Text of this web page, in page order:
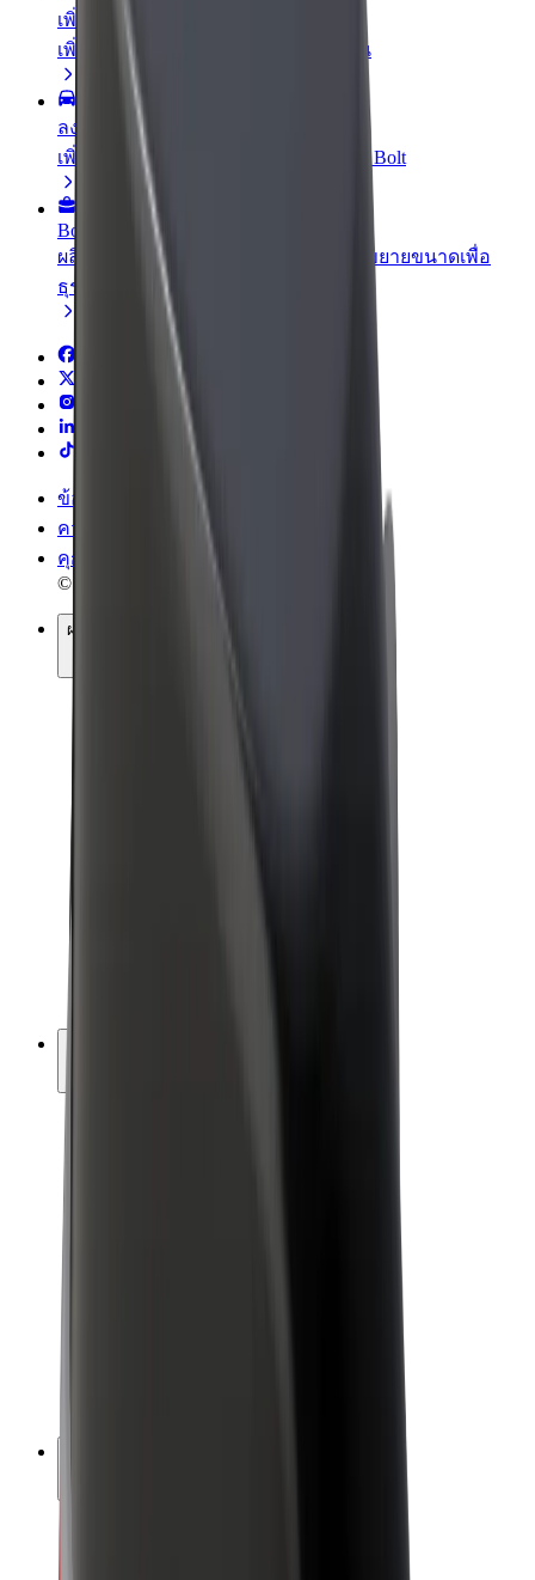
เพิ่มร้านอาหารหรือร้านค้า
เพิ่มรายได้ด้วยการเข้าถึงลูกค้ามากขึ้น
ลงทะเบียนเป็นเจ้าของฟลีท
เพิ่มรายได้ด้วยการเพิ่มฟลีทของคุณใน Bolt
Bolt for Business
ผลิตภัณฑ์และบริการของ Bolt ที่มีการขยายขนาดเพื่อ
ธุรกิจของคุณ
ข้อกำหนด และเงื่อนไข
ความเป็นส่วนตัว
คุกกี้
© 2026 Bolt Technology OÜ
ผลิตภัณฑ์